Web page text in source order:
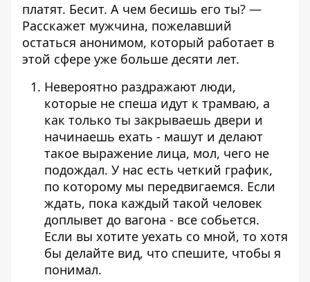
платят. Бесит. А чем бесишь его ты? —
Расскажет мужчина, пожелавший
остаться анонимом, который работает в
этой сфере уже больше десяти лет.
Невероятно раздражают люди,
которые не спеша идут к трамваю, а
как только ты закрываешь двери и
начинаешь ехать - машут и делают
такое выражение лица, мол, чего не
подождал. У нас есть четкий график,
по которому мы передвигаемся. Если
ждать, пока каждый такой человек
доплывет до вагона - все собьется.
Если вы хотите уехать со мной, то хотя
бы делайте вид, что спешите, чтобы я
понимал.